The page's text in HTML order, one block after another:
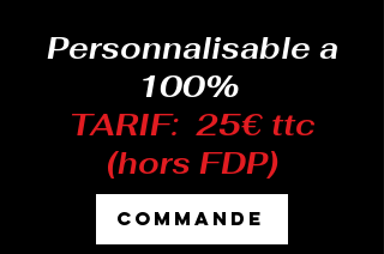
Personnalisable a
100%
TARIF: 25€ ttc
(hors FDP)
COMMANDE